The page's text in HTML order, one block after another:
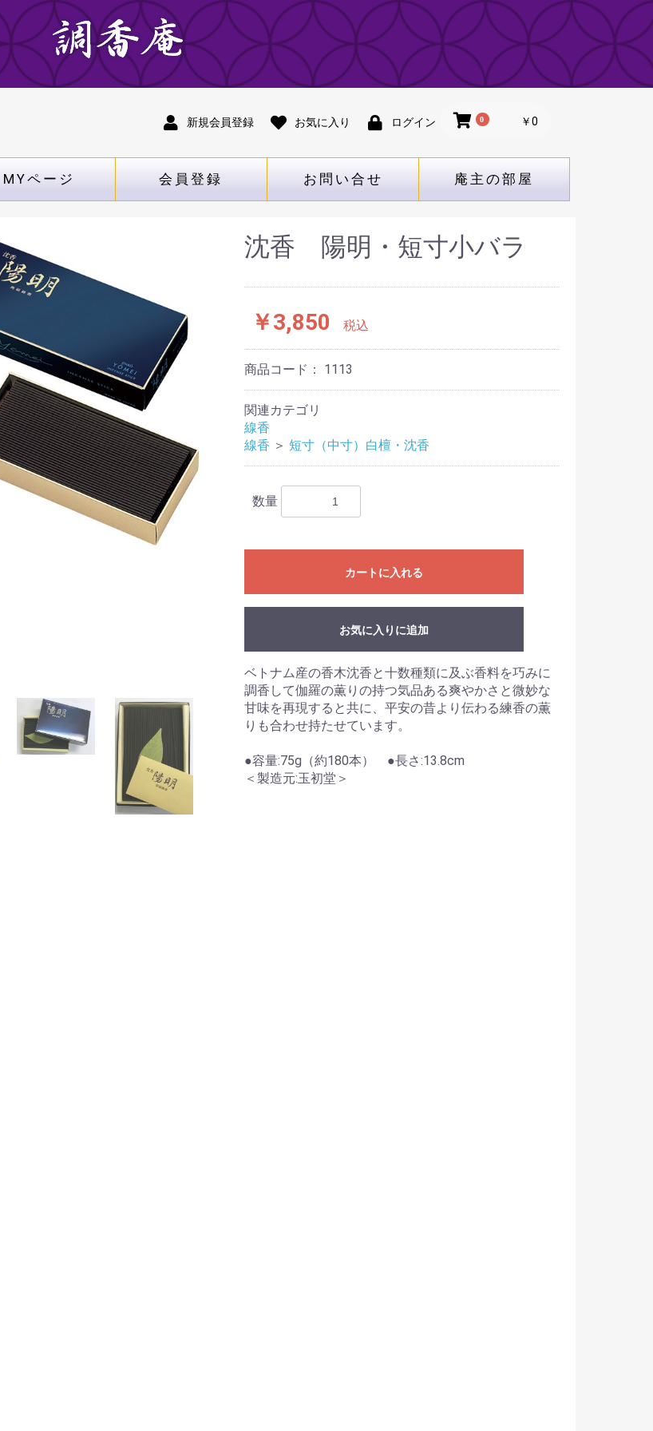
新規会員登録 お気に入り ログイン 0 ￥0
MYページ 会員登録 お問い合せ 庵主の部屋
沈香 陽明・短寸小バラ
￥3,850 税込
商品コード： 1113
関連カテゴリ
線香
線香 ＞ 短寸（中寸）白檀・沈香
数量
カートに入れる
お気に入りに追加
ベトナム産の香木沈香と十数種類に及ぶ香料を巧みに
調香して伽羅の薫りの持つ気品ある爽やかさと微妙な
甘味を再現すると共に、平安の昔より伝わる練香の薫
りも合わせ持たせています。
●容量:75g（約180本） ●長さ:13.8cm
＜製造元:玉初堂＞